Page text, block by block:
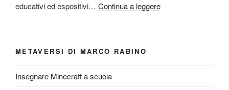
educativi ed espositivi… Continua a leggere
METAVERSI DI MARCO RABINO
Insegnare Minecraft a scuola